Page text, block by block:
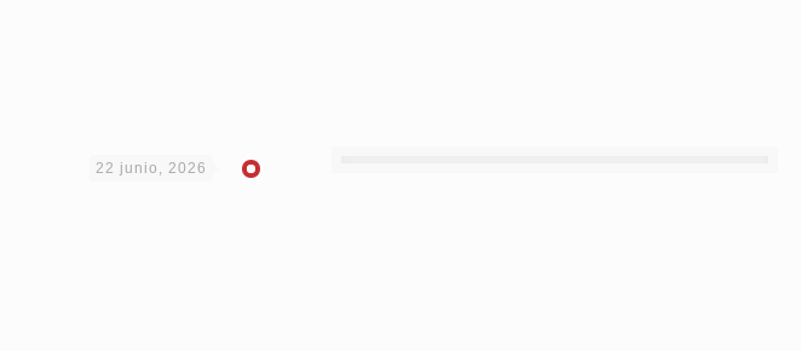
22 junio, 2026